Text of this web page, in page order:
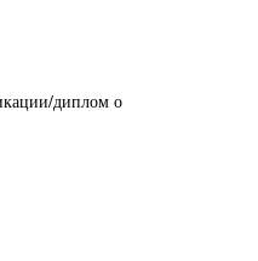
диплом о